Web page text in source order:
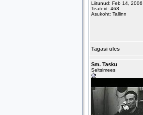
Liitunud: Feb 14, 2006
Teateid: 468
Asukoht: Tallinn
Tagasi üles
Sm. Tasku
Seltsimees